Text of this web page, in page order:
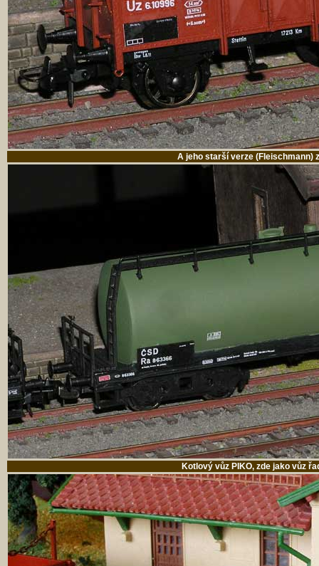
A jeho starší verze (Fleischmann)
Kotlový vůz PIKO, zde jako vůz